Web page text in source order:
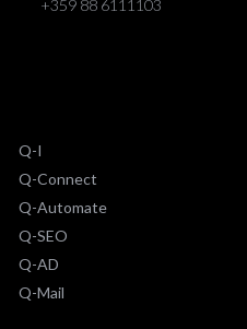
+359 88 6111103
Q-I
Q-Connect
Q-Automate
Q-SEO
Q-AD
Q-Mail